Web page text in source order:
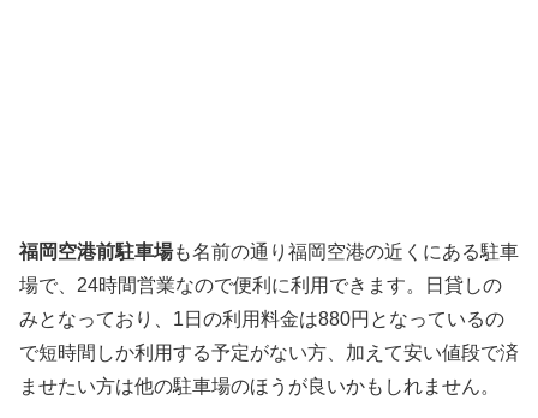
福岡空港前駐車場も名前の通り福岡空港の近くにある駐車
場で、24時間営業なので便利に利用できます。日貸しの
みとなっており、1日の利用料金は880円となっているの
で短時間しか利用する予定がない方、加えて安い値段で済
ませたい方は他の駐車場のほうが良いかもしれません。